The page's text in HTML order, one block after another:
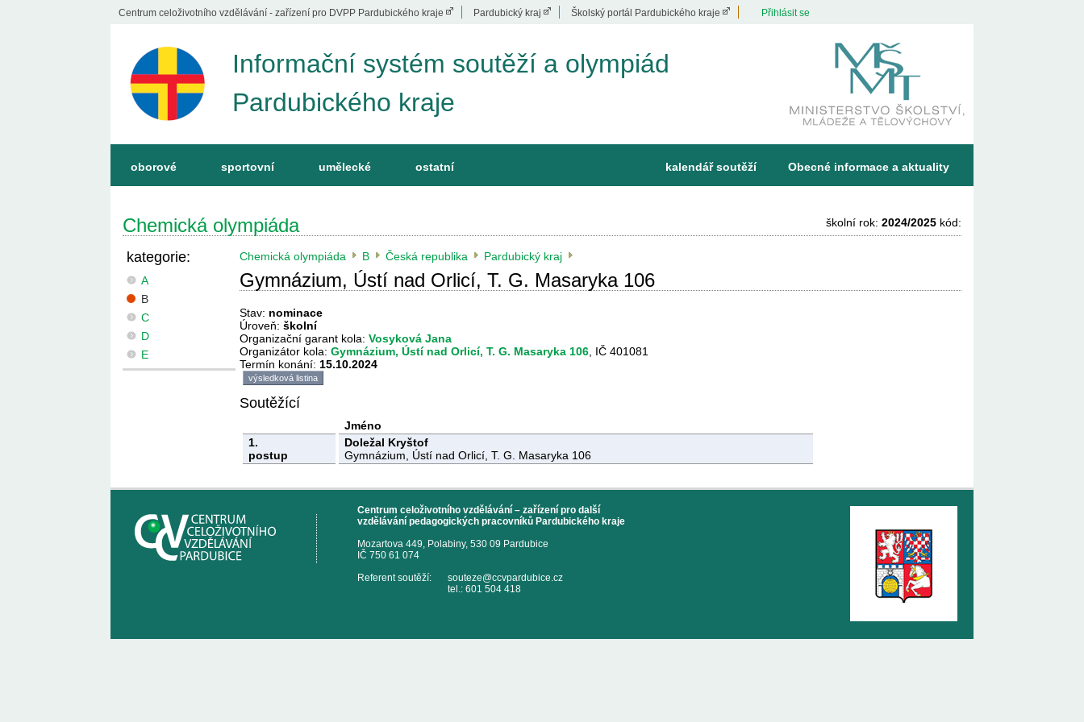
Centrum celoživotního vzdělávání - zařízení pro DVPP Pardubického kraje Pardubický kraj Školský portál Pardubického kraje Přihlásit se
Informační systém soutěží a olympiád
Pardubického kraje
oborové sportovní umělecké ostatní kalendář soutěží Obecné informace a aktuality
školní rok: 2024/2025 kód:
Chemická olympiáda
kategorie:
A
B
C
D
E
Chemická olympiáda B Česká republika Pardubický kraj
Gymnázium, Ústí nad Orlicí, T. G. Masaryka 106
Stav: nominace
Úroveň: školní
Organizační garant kola: Vosyková Jana
Organizátor kola: Gymnázium, Ústí nad Orlicí, T. G. Masaryka 106 , IČ 401081
Termín konání: 15.10.2024
výsledková listina
Soutěžící
Jméno
1.
postup
Doležal Kryštof
Gymnázium, Ústí nad Orlicí, T. G. Masaryka 106
Centrum celoživotního vzdělávání – zařízení pro další
vzdělávání pedagogických pracovníků Pardubického kraje
Mozartova 449, Polabiny, 530 09 Pardubice
IČ 750 61 074
Referent soutěží:
souteze@ccvpardubice.cz
tel.: 601 504 418